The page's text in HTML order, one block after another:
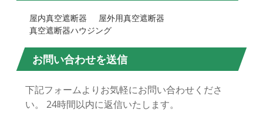
屋内真空遮断器
屋外用真空遮断器
真空遮断器ハウジング
お問い合わせを送信
下記フォームよりお気軽にお問い合わせくださ
い。 24時間以内に返信いたします。